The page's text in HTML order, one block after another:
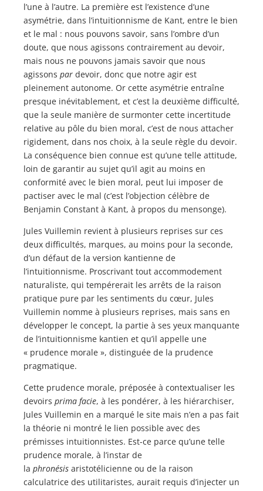
l’une à l’autre. La première est l’existence d’une
asymétrie, dans l’intuitionnisme de Kant, entre le bien
et le mal : nous pouvons savoir, sans l’ombre d’un
doute, que nous agissons contrairement au devoir,
mais nous ne pouvons jamais savoir que nous
agissons par devoir, donc que notre agir est
pleinement autonome. Or cette asymétrie entraîne
presque inévitablement, et c’est la deuxième difficulté,
que la seule manière de surmonter cette incertitude
relative au pôle du bien moral, c’est de nous attacher
rigidement, dans nos choix, à la seule règle du devoir.
La conséquence bien connue est qu’une telle attitude,
loin de garantir au sujet qu’il agit au moins en
conformité avec le bien moral, peut lui imposer de
pactiser avec le mal (c’est l’objection célèbre de
Benjamin Constant à Kant, à propos du mensonge).
Jules Vuillemin revient à plusieurs reprises sur ces
deux difficultés, marques, au moins pour la seconde,
d’un défaut de la version kantienne de
l’intuitionnisme. Proscrivant tout accommodement
naturaliste, qui tempérerait les arrêts de la raison
pratique pure par les sentiments du cœur, Jules
Vuillemin nomme à plusieurs reprises, mais sans en
développer le concept, la partie à ses yeux manquante
de l’intuitionnisme kantien et qu’il appelle une
« prudence morale », distinguée de la prudence
pragmatique.
Cette prudence morale, préposée à contextualiser les
devoirs prima facie, à les pondérer, à les hiérarchiser,
Jules Vuillemin en a marqué le site mais n’en a pas fait
la théorie ni montré le lien possible avec des
prémisses intuitionnistes. Est-ce parce qu’une telle
prudence morale, à l’instar de
la phronésis aristotélicienne ou de la raison
calculatrice des utilitaristes, aurait requis d’injecter un